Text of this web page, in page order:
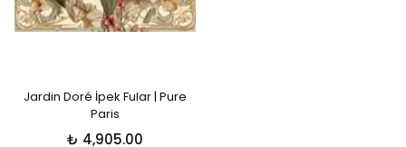
Jardin Doré İpek Fular | Pure
Paris
₺ 4,905.00